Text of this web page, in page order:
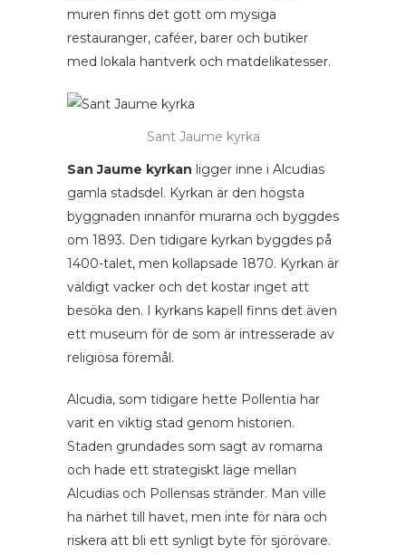
muren finns det gott om mysiga
restauranger, caféer, barer och butiker
med lokala hantverk och matdelikatesser.
Sant Jaume kyrka
San Jaume kyrkan ligger inne i Alcudias
gamla stadsdel. Kyrkan är den högsta
byggnaden innanför murarna och byggdes
om 1893. Den tidigare kyrkan byggdes på
1400-talet, men kollapsade 1870. Kyrkan är
väldigt vacker och det kostar inget att
besöka den. I kyrkans kapell finns det även
ett museum för de som är intresserade av
religiösa föremål.
Alcudia, som tidigare hette Pollentia har
varit en viktig stad genom historien.
Staden grundades som sagt av romarna
och hade ett strategiskt läge mellan
Alcudias och Pollensas stränder. Man ville
ha närhet till havet, men inte för nära och
riskera att bli ett synligt byte för sjörövare.